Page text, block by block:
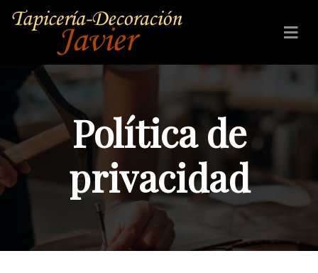
Política de
privacidad